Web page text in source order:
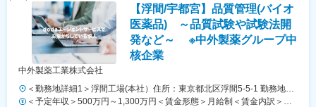
【浮間/宇都宮】品質管理(バイオ
医薬品) ～品質試験や試験法開
発など～ ※中外製薬グループ中
核企業
中外製薬工業株式会社
＜勤務地詳細1＞浮間工場(本社）住所：東京都北区浮間5-5-1 勤務地最
寄駅：JR埼京線線／北赤羽駅受動喫煙対策：屋内全面禁煙＜勤務地詳
＜予定年収＞500万円～1,300万円＜賃金形態＞月給制＜賃金内訳＞月